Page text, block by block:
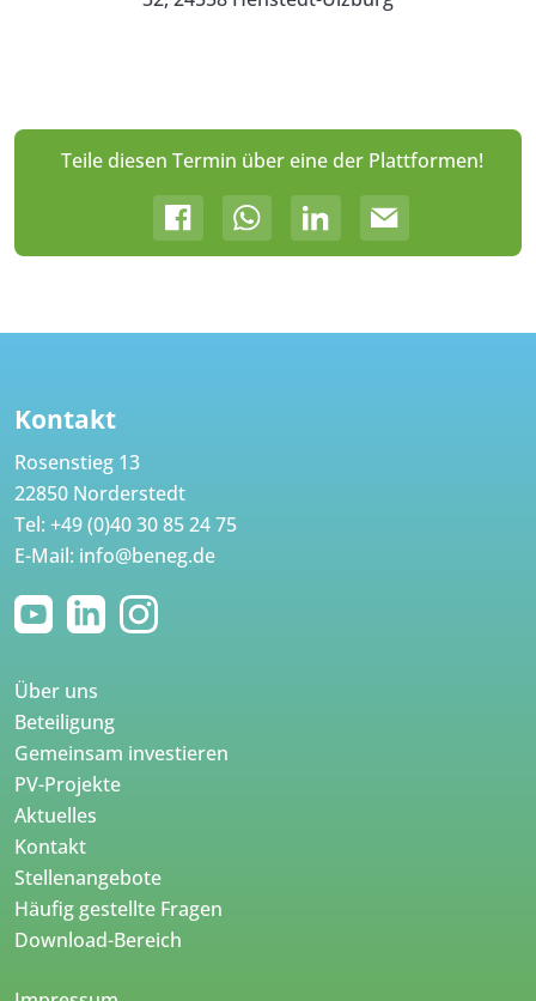
Teile diesen Termin über eine der Plattformen!
Kontakt
Rosenstieg 13
22850 Norderstedt
Tel: +49 (0)40 30 85 24 75
E-Mail: info@beneg.de
Über uns
Beteiligung
Gemeinsam investieren
PV-Projekte
Aktuelles
Kontakt
Stellenangebote
Häufig gestellte Fragen
Download-Bereich